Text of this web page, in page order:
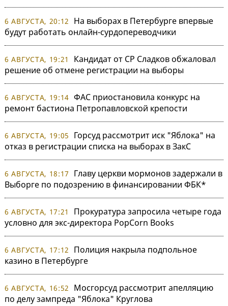
6 АВГУСТА, 20:12
На выборах в Петербурге впервые
будут работать онлайн-сурдопереводчики
6 АВГУСТА, 19:21
Кандидат от СР Сладков обжаловал
решение об отмене регистрации на выборы
6 АВГУСТА, 19:14 ФАС приостановила конкурс на
ремонт бастиона Петропавловской крепости
6 АВГУСТА, 19:05
Горсуд рассмотрит иск "Яблока" на
отказ в регистрации списка на выборах в ЗакС
6 АВГУСТА, 18:17
Главу церкви мормонов задержали в
Выборге по подозрению в финансировании ФБК*
6 АВГУСТА, 17:21
Прокуратура запросила четыре года
условно для экс-директора PopCorn Books
6 АВГУСТА, 17:12
Полиция накрыла подпольное
казино в Петербурге
6 АВГУСТА, 16:52
Мосгорсуд рассмотрит апелляцию
по делу зампреда "Яблока" Круглова